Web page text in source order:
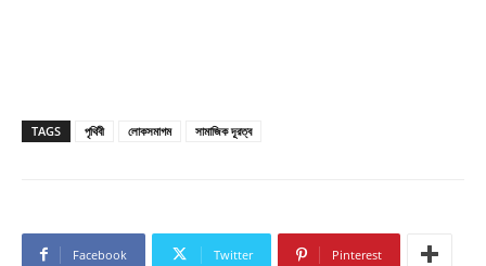
TAGS পৃথিবী লোকসমাগম সামাজিক দূরত্ব
Facebook Twitter Pinterest